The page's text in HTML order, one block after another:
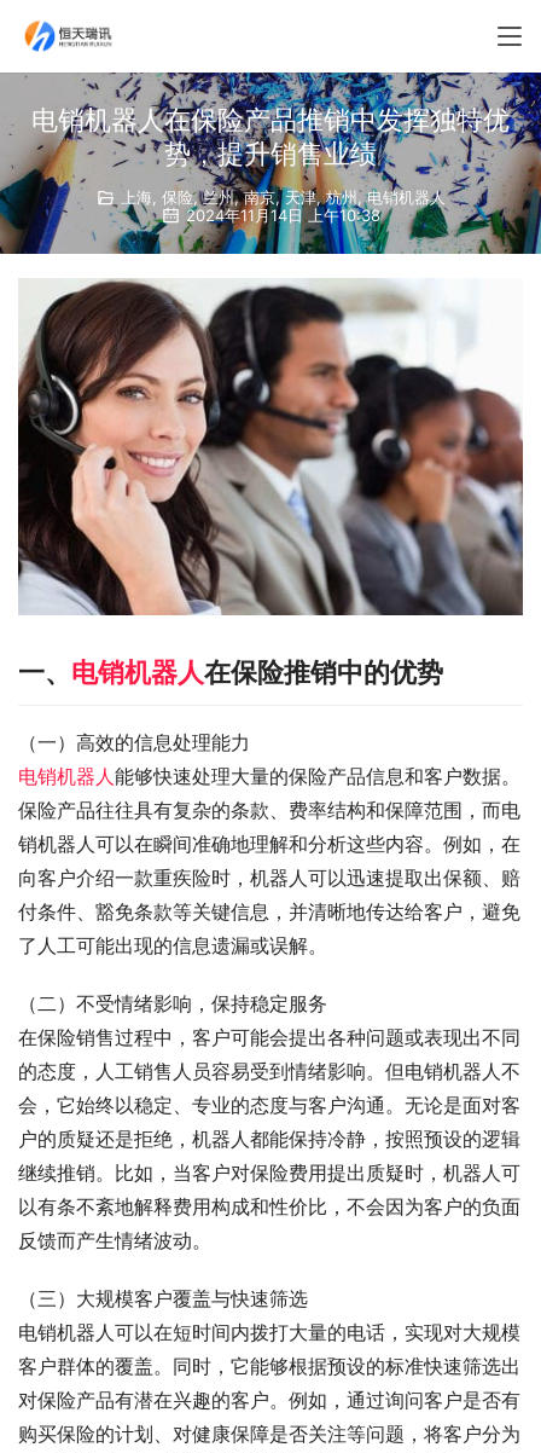
电销机器人在保险产品推销中发挥独特优
势，提升销售业绩
上海 保险,兰州,南京,天津,杭州,电销机器人
2024年11月14日 上午10:38
一、 电销机器人在保险推销中的优势
（一）高效的信息处理能力
电销机器人 能够快速处理大量的保险产品信息和客户数据。
保险产品往往具有复杂的条款、费率结构和保障范围，而电
销机器人可以在瞬间准确地理解和分析这些内容。例如，在
向客户介绍一款重疾险时，机器人可以迅速提取出保额、赔
付条件、豁免条款等关键信息，并清晰地传达给客户，避免
了人工可能出现的信息遗漏或误解。
（二）不受情绪影响，保持稳定服务
在保险销售过程中，客户可能会提出各种问题或表现出不同
的态度，人工销售人员容易受到情绪影响。但电销机器人不
会，它始终以稳定、专业的态度与客户沟通。无论是面对客
户的质疑还是拒绝，机器人都能保持冷静，按照预设的逻辑
继续推销。比如，当客户对保险费用提出质疑时，机器人可
以有条不紊地解释费用构成和性价比，不会因为客户的负面
反馈而产生情绪波动。
（三）大规模客户覆盖与快速筛选
电销机器人可以在短时间内拨打大量的电话，实现对大规模
客户群体的覆盖。同时，它能够根据预设的标准快速筛选出
对保险产品有潜在兴趣的客户。例如，通过询问客户是否有
购买保险的计划、对健康保障是否关注等问题，将客户分为